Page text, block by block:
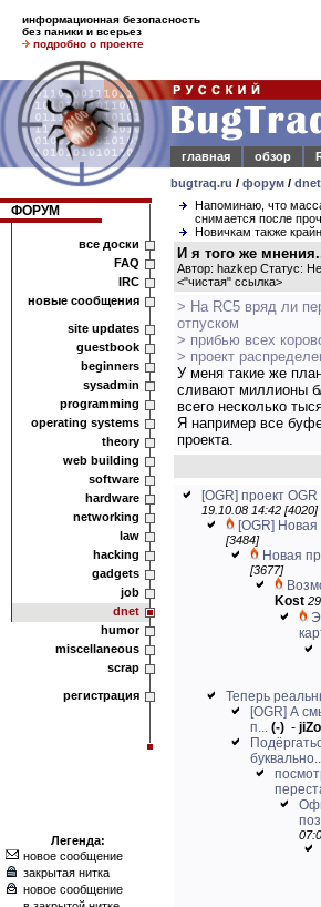
информационная безопасность
без паники и всерьез
подробно о проекте
главная
обзор
bugtraq.ru / форум / dnet
ФОРУМ
все доски
FAQ
IRC
новые сообщения
site updates
guestbook
beginners
sysadmin
programming
operating systems
theory
web building
software
hardware
networking
law
hacking
gadgets
job
dnet
humor
miscellaneous
scrap
регистрация
Легенда:
новое сообщение
закрытая нитка
новое сообщение
Напоминаю, что
снимается после
Новичкам также
И я того же
Автор: hazkep Статус:
<"чистая" ссылка>
> На RC5 вряд ли
отпуском
> прибью всех
> проект
У меня такие же
сливают миллионы
всего несколько
Я например все
проекта.
[OGR] проект
19.10.08 14:42 [4020]
[OGR]
[3484]
Новая
[3677]
Kost
Теперь
[OGR] А
п... (-) - jiZo